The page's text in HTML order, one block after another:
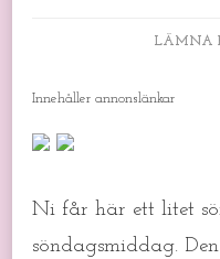
LÄMNA
Innehåller annonslänkar
Ni får här ett litet
söndagsmiddag.